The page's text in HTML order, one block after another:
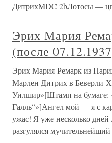
ДитрихMDC 2bЛотосы —
Эрих Мария
(после
Эрих Мария Ремарк из
Марлен Дитрих в Беверли-
Уилшир»[Штамп на бумаге:
Галль“»]Ангел мой — я с
ужас! Я уже несколько
разгулялся